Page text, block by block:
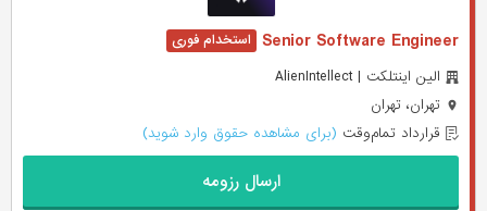
Senior Software Engineer
الین اینتلکت | AlienIntellect
تهران، تهران
قرارداد تمام‌وقت (برای مشاهده حقوق وارد شوید)
ارسال رزومه